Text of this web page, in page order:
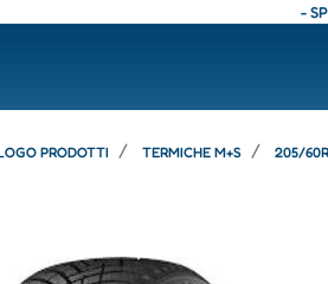
-
PRODOTTI TERMICHE M+S 205/